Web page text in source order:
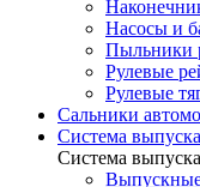
Насосы и
Пыльники
Рулевые
Рулевые
Сальники
Система выпуска
Система выпуска